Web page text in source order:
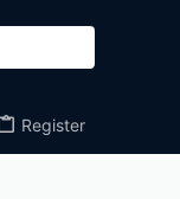
Register